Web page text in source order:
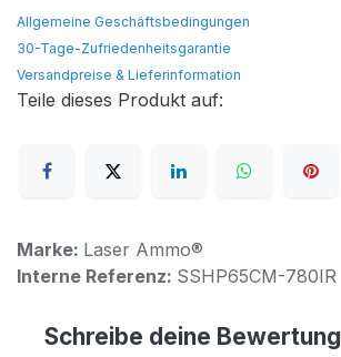
Allgemeine Geschäftsbedingungen
30-Tage-Zufriedenheitsgarantie
Versandpreise & Lieferinformation
Teile dieses Produkt auf:
Marke: Laser Ammo®
Interne Referenz: SSHP65CM-780IR
Schreibe deine Bewertung